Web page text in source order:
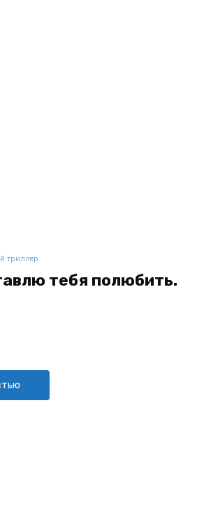
триллер
тебя полюбить.